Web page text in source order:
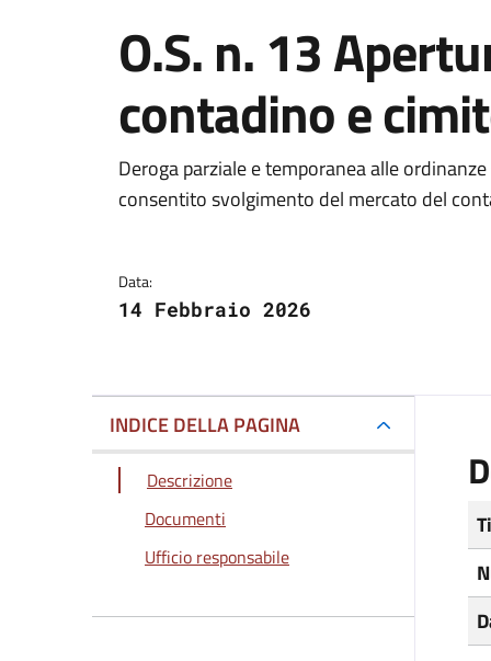
O.S. n. 13
contadino e
Dettagli del
Deroga parziale e temporanea alle
consentito svolgimento del mercato del
Data:
14 Febbraio 2026
INDICE DELLA PAGINA
Descrizione
Documenti
Ufficio responsabile